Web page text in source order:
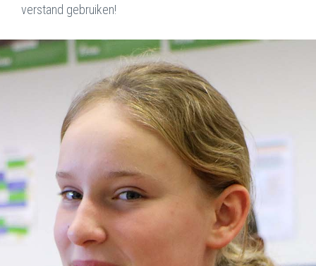
verstand gebruiken!